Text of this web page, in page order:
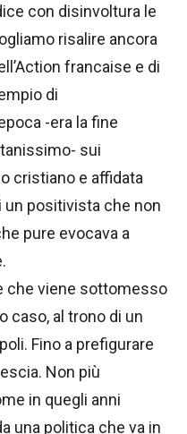
con disinvoltura le
risalire ancora
francaise e di
di
-era la fine
sui
cristiano e affidata
un positivista che non
pure evocava a
che viene sottomesso
caso, al trono di un
Fino a prefigurare
Non più
in quegli anni
una politica che va in